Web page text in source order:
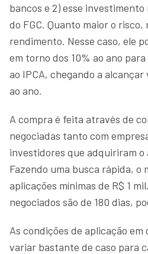
bancos e 2) esse
do FGC. Quanto maior o risco,
rendimento. Nesse caso, ele
em torno dos 10% ao ano
ao IPCA, chegando a alcançar
ao ano.
A compra é feita através de
negociadas tanto com
investidores que adquiriram o
Fazendo uma busca rápida, o
aplicações mínimas de R$ 1
negociados são de 180 dias,
As condições de aplicação
variar bastante de caso para